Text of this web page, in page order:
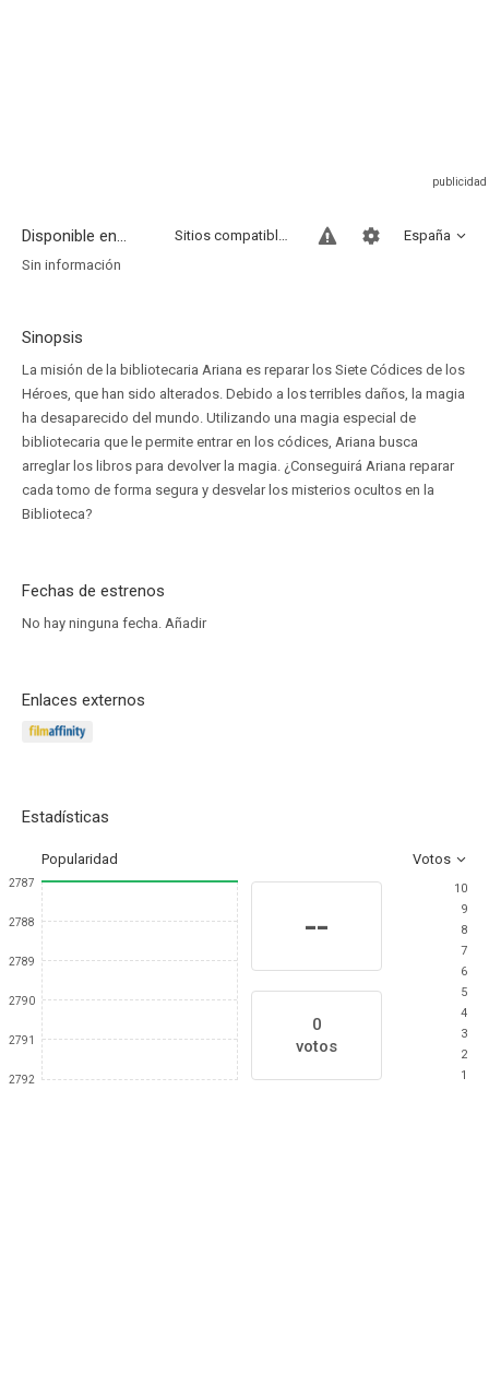
Disponible en... España
Sitios compatibles
Sin información
Sinopsis
La misión de la bibliotecaria Ariana es reparar los Siete Códices de los
Héroes, que han sido alterados. Debido a los terribles daños, la magia
ha desaparecido del mundo. Utilizando una magia especial de
bibliotecaria que le permite entrar en los códices, Ariana busca
arreglar los libros para devolver la magia. ¿Conseguirá Ariana reparar
cada tomo de forma segura y desvelar los misterios ocultos en la
Biblioteca?
Fechas de estrenos
No hay ninguna fecha. Añadir
Enlaces externos
Estadísticas
Popularidad Votos
2787
2788
2789
2790
2791
2792
--
0
votos
10
9
8
7
6
5
4
3
2
1